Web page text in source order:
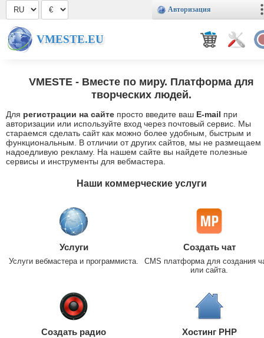
Авторизация
VMESTE.EU
VMESTE - Вместе по миру. Платформа для
творческих людей.
Для регистрации на сайте просто введите ваш E-mail при
авторизации или используйте вход через почтовый сервис. Мы
стараемся сделать сайт как можно более удобным, быстрым и
функциональным. В отличии от других сайтов, мы не размещаем
надоедливую рекламу. На нашем сайте вы найдете полезные
сервисы и инструменты для вебмастера.
Наши коммерческие услуги
Услуги
Услуги вебмастера и программиста.
Создать чат
CMS платформа для создания
или сайта.
Создать радио Хостинг PHP